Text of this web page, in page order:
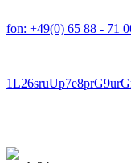
fon: +49(0) 65 88 - 71